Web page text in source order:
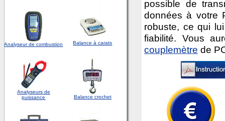
Analyseur de combustion Balance à carats
Analyseurs de
puissance
Balance crochet
possible de
données à votre
robuste, ce qui
fiabilité. Vous
couplemètre de